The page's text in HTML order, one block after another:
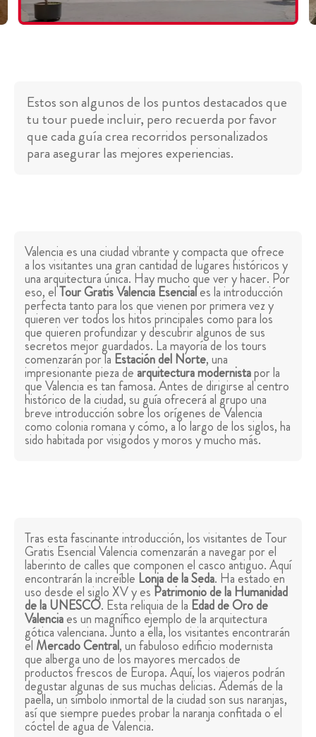
Estos son algunos de los puntos destacados que
tu tour puede incluir, pero recuerda por favor
que cada guía crea recorridos personalizados
para asegurar las mejores experiencias.
Valencia es una ciudad vibrante y compacta que ofrece
a los visitantes una gran cantidad de lugares históricos y
una arquitectura única. Hay mucho que ver y hacer. Por
eso, elTour Gratis Valencia Esenciales la introducción
perfecta tanto para los que vienen por primera vez y
quieren ver todos los hitos principales como para los
que quieren profundizar y descubrir algunos de sus
secretos mejor guardados. La mayoría de los tours
comenzarán por la Estación del Norte, una
impresionante pieza de arquitectura modernistapor la
que Valencia es tan famosa. Antes de dirigirse al centro
histórico de la ciudad, su guía ofrecerá al grupo una
breve introducción sobre los orígenes de Valencia
como colonia romana y cómo, a lo largo de los siglos, ha
sido habitada por visigodos y moros y mucho más.
Tras esta fascinante introducción, los visitantes de Tour
Gratis Esencial Valencia comenzarán a navegar por el
laberinto de calles que componen el casco antiguo. Aquí
encontrarán la increíble Lonja de la Seda. Ha estado en
uso desde el siglo XV y es Patrimonio de la Humanidad
de la UNESCO. Esta reliquia de la Edad de Oro de
Valenciaes un magnífico ejemplo de la arquitectura
gótica valenciana. Junto a ella, los visitantes encontrarán
el Mercado Central, un fabuloso edificio modernista
que alberga uno de los mayores mercados de
productos frescos de Europa. Aquí, los viajeros podrán
degustar algunas de sus muchas delicias. Además de la
paella, un símbolo inmortal de la ciudad son sus naranjas,
así que siempre puedes probar la naranja confitada o el
cóctel de agua de Valencia.